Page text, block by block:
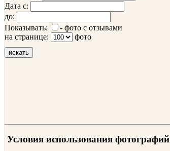
Дата с:
до:
Показывать:
- фото с отзывами
на странице:
фото
искать
Условия использования фотографий